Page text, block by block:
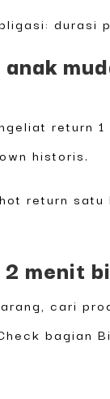
durasi
return
historis.
return
menit
cari
bagian